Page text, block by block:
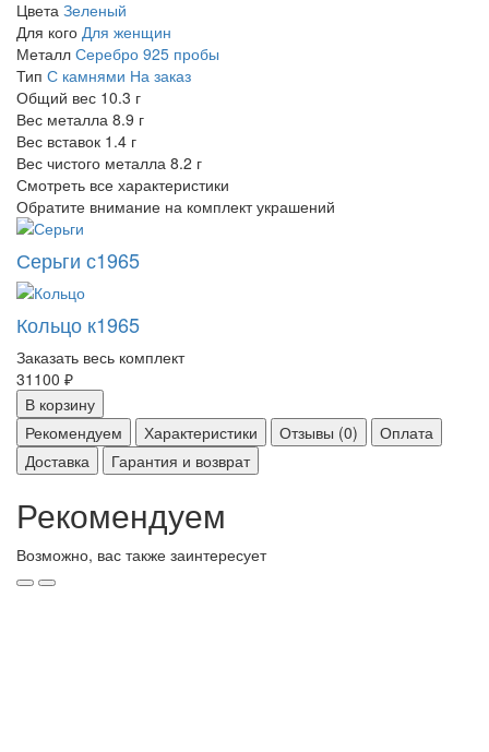
Цвета Зеленый
Для кого Для женщин
Металл Серебро 925 пробы
Тип С камнями На заказ
Общий вес 10.3 г
Вес металла 8.9 г
Вес вставок 1.4 г
Вес чистого металла 8.2 г
Смотреть все характеристики
Обратите внимание на комплект украшений
Серьги с1965
Кольцо к1965
Заказать весь комплект
31100 ₽
В корзину
Рекомендуем
Характеристики Отзывы (0)
Оплата
Доставка
Гарантия и возврат
Рекомендуем
Возможно, вас также заинтересует